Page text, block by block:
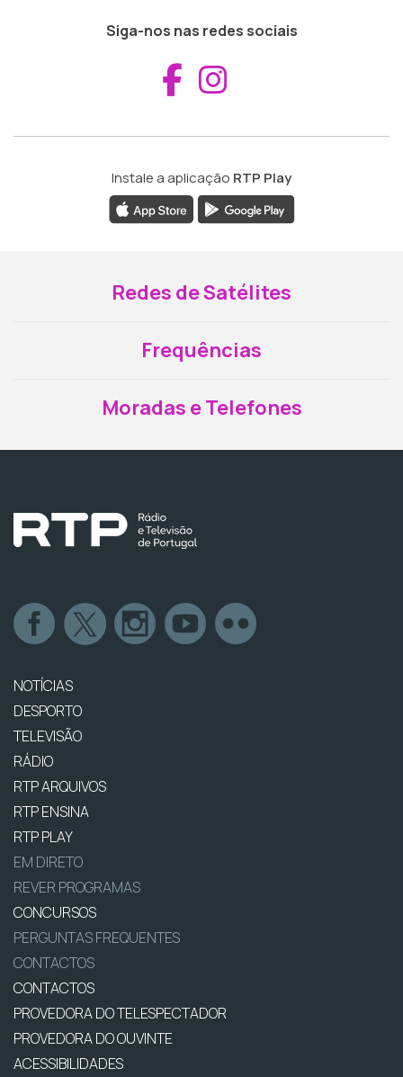
Siga-nos nas redes sociais
Aceder ao
Instale a aplicação RTP Play
Redes de Satélites
Frequências
Moradas e Telefones
NOTÍCIAS
DESPORTO
TELEVISÃO
RÁDIO
RTP ARQUIVOS
RTP ENSINA
RTP PLAY
EM DIRETO
REVER PROGRAMAS
CONCURSOS
PERGUNTAS FREQUENTES
CONTACTOS
CONTACTOS
PROVEDORA DO TELESPECTADOR
PROVEDORA DO OUVINTE
ACESSIBILIDADES